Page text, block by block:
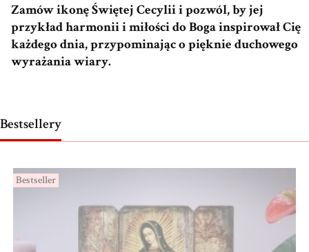
Zamów ikonę Świętej Cecylii i pozwól, by jej
przykład harmonii i miłości do Boga inspirował Cię
każdego dnia, przypominając o pięknie duchowego
wyrażania wiary.
Bestsellery
Bestseller